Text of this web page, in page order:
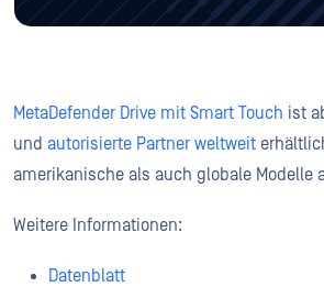
MetaDefender Drive mit Smart Touch ist
und autorisierte Partner weltweit
amerikanische als auch globale Modelle
Weitere Informationen:
Datenblatt